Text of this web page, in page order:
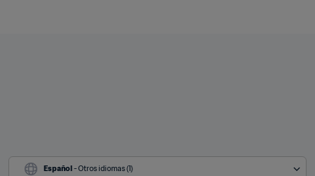
Español - Otros idiomas (1)